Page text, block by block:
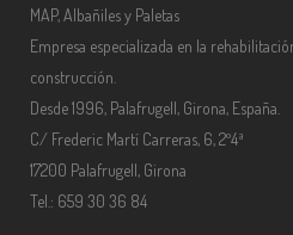
MAP, Albañiles y Paletas
Empresa especializada en la
construcción.
Desde 1996, Palafrugell, Girona, España.
C/ Frederic Martí Carreras, 6, 2º4ª
17200 Palafrugell, Girona
Tel.: 659 30 36 84